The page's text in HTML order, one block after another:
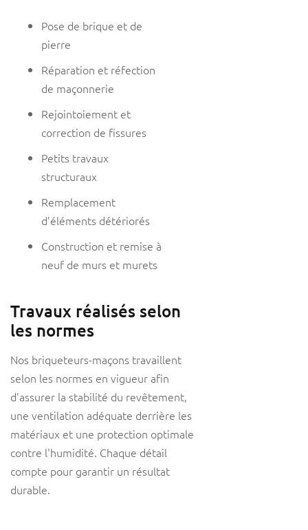
Pose de brique et de
pierre
Réparation et réfection
de maçonnerie
Rejointoiement et
correction de fissures
Petits travaux
structuraux
Remplacement
d’éléments détériorés
Construction et remise à
neuf de murs et murets
Travaux réalisés selon
les normes
Nos briqueteurs-maçons travaillent
selon les normes en vigueur afin
d'assurer la stabilité du revêtement,
une ventilation adéquate derrière les
matériaux et une protection optimale
contre l'humidité. Chaque détail
compte pour garantir un résultat
durable.